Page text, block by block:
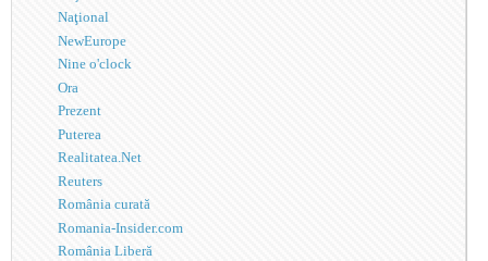
Naţional
NewEurope
Nine o'clock
Ora
Prezent
Puterea
Realitatea.Net
Reuters
România curată
Romania-Insider.com
România Liberă